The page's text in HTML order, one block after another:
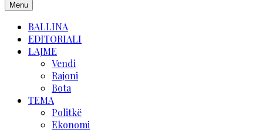
Menu
BALLINA
EDITORIALI
LAJME
Vendi
Rajoni
Bota
TEMA
Politkë
Ekonomi